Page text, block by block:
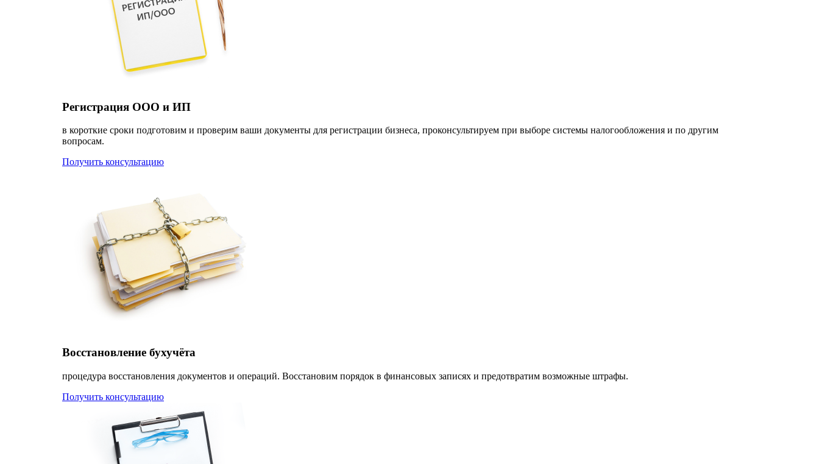
Регистрация ООО и ИП
в короткие сроки подготовим и проверим ваши документы для регистрации бизнеса, проконсультируем при выборе системы налогообложения и по другим
вопросам.
Получить консультацию
Восстановление бухучёта
процедура восстановления документов и операций. Восстановим порядок в финансовых записях и предотвратим возможные штрафы.
Получить консультацию